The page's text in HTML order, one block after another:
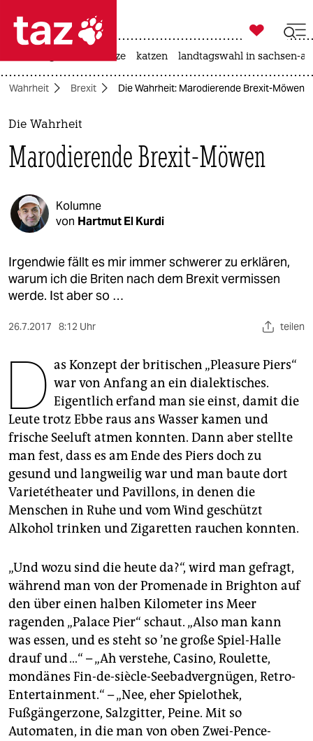
 taz zahl ich
taz zahl ich
themen
politik
öko
gesellschaft
kultur
sport
wahrheit
verlag
verlag
veranstaltungen
shop
fragen & hilfe
abo
genossenschaft
epaper login

taz zahl ich
hitze katzen landtagswahl in sachsen-
Wahrheit Brexit Die Wahrheit: Marodierende Brexit-Möwen
Die Wahrheit
Marodierende Brexit-Möwen
Kolumne
von Hartmut El Kurdi
Irgendwie fällt es mir immer schwerer zu erklären,
warum ich die Briten nach dem Brexit vermissen
werde. Ist aber so …
26.7.2017 8:12 Uhr teilen
D as Konzept der britischen „Plea­sure Piers“
war von Anfang an ein dialektisches.
Eigentlich erfand man sie einst, damit die
Leute trotz Ebbe raus ans Wasser kamen und
frische Seeluft atmen konnten. Dann aber stellte
man fest, dass es am Ende des Piers doch zu
gesund und langweilig war und man baute dort
Varietétheater und Pavillons, in denen die
Menschen in Ruhe und vom Wind geschützt
Alkohol trinken und Zigaretten rauchen konnten.
„Und wozu sind die heute da?“, wird man gefragt,
während man von der Promenade in Brighton auf
den über einen halben Kilometer ins Meer
ragenden „Palace Pier“ schaut. „Also man kann
was essen, und es steht so ’ne große Spiel-Halle
drauf und …“ – „Ah verstehe, Casino, Roulette,
mondänes Fin-de-siècle-Seebadvergnügen, Retro-
Entertainment.“ – „Nee, eher Spielothek,
Fußgängerzone, Salzgitter, Peine. Mit so
Automaten, in die man von oben Zwei-Pence-